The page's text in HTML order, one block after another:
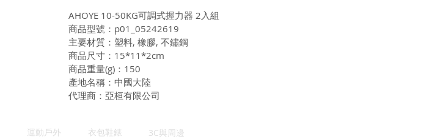
AHOYE 10-50KG可調式握力器 2入組
商品型號：p01_05242619
主要材質：塑料, 橡膠, 不鏽鋼
商品尺寸：15*11*2cm
商品重量(g)：150
產地名稱：中國大陸
代理商：亞桓有限公司
運動戶外 衣包鞋錶 3C與周邊